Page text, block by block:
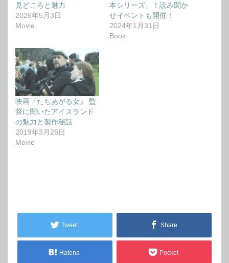
見どころと魅力
2026年5月3日
Movie
本シリーズ」！読み聞か
せイベントも開催！
2024年1月31日
Book
映画『たちあがる女』 監
督に聞いたアイスランド
の魅力と製作秘話
2019年3月26日
Movie
Tweet Share
Hatena Pocket